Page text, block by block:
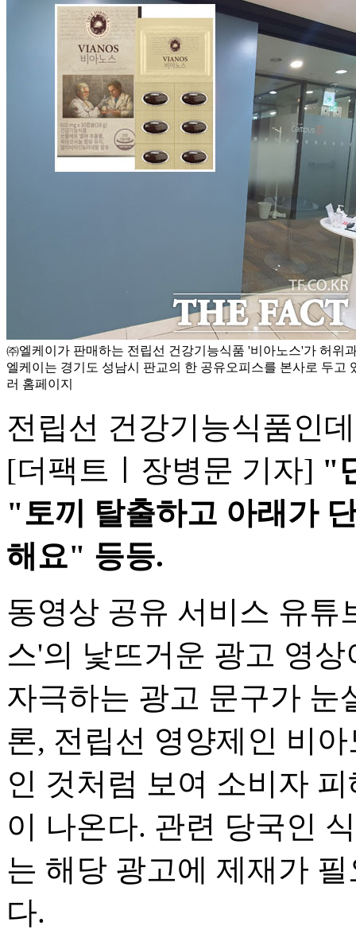
㈜엘케이가 판매하는 전립선 건강기능식품 '비아노스'가 허위
엘케이는 경기도 성남시 판교의 한 공유오피스를 본사로 두고
러 홈페이지
전립선 건강기능식품인
[더팩트ㅣ장병문 기자] "
"토끼 탈출하고 아래가
해요" 등등.
동영상 공유 서비스 유튜
스'의 낯뜨거운 광고 영
자극하는 광고 문구가 눈
론, 전립선 영양제인 비
인 것처럼 보여 소비자
이 나온다. 관련 당국인
는 해당 광고에 제재가
다.